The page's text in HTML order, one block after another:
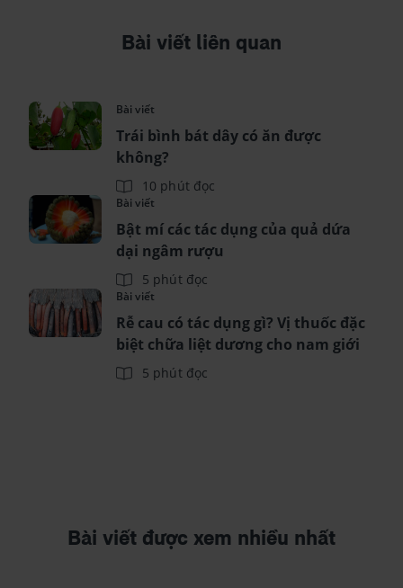
Bài viết liên quan
Bài viết
Trái bình bát dây có ăn được
không?
10 phút đọc
Bài viết
Bật mí các tác dụng của quả dứa
dại ngâm rượu
5 phút đọc
Bài viết
Rễ cau có tác dụng gì? Vị thuốc đặc
biệt chữa liệt dương cho nam giới
5 phút đọc
Bài viết được xem nhiều nhất